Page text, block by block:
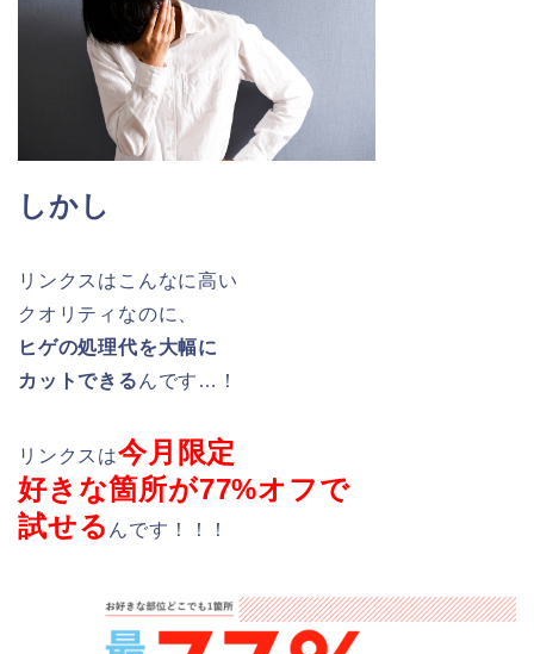
しかし
リンクスはこんなに高い
クオリティなのに、
ヒゲの処理代を大幅に
カットできる んです…！
リンクスは今月限定
好きな箇所が77%オフで
試せる んです！！！